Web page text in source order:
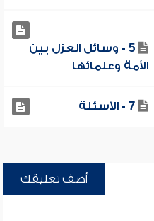
5 - وسائل العزل بين
الأمة وعلمائها
7 - الأسئلة
أضف تعليقك